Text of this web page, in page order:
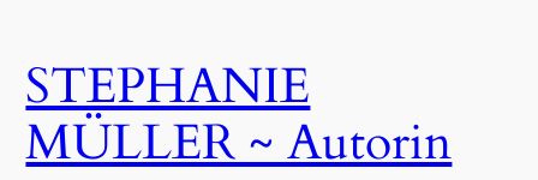
springen
STEPHANIE
MÜLLER ~ Autorin